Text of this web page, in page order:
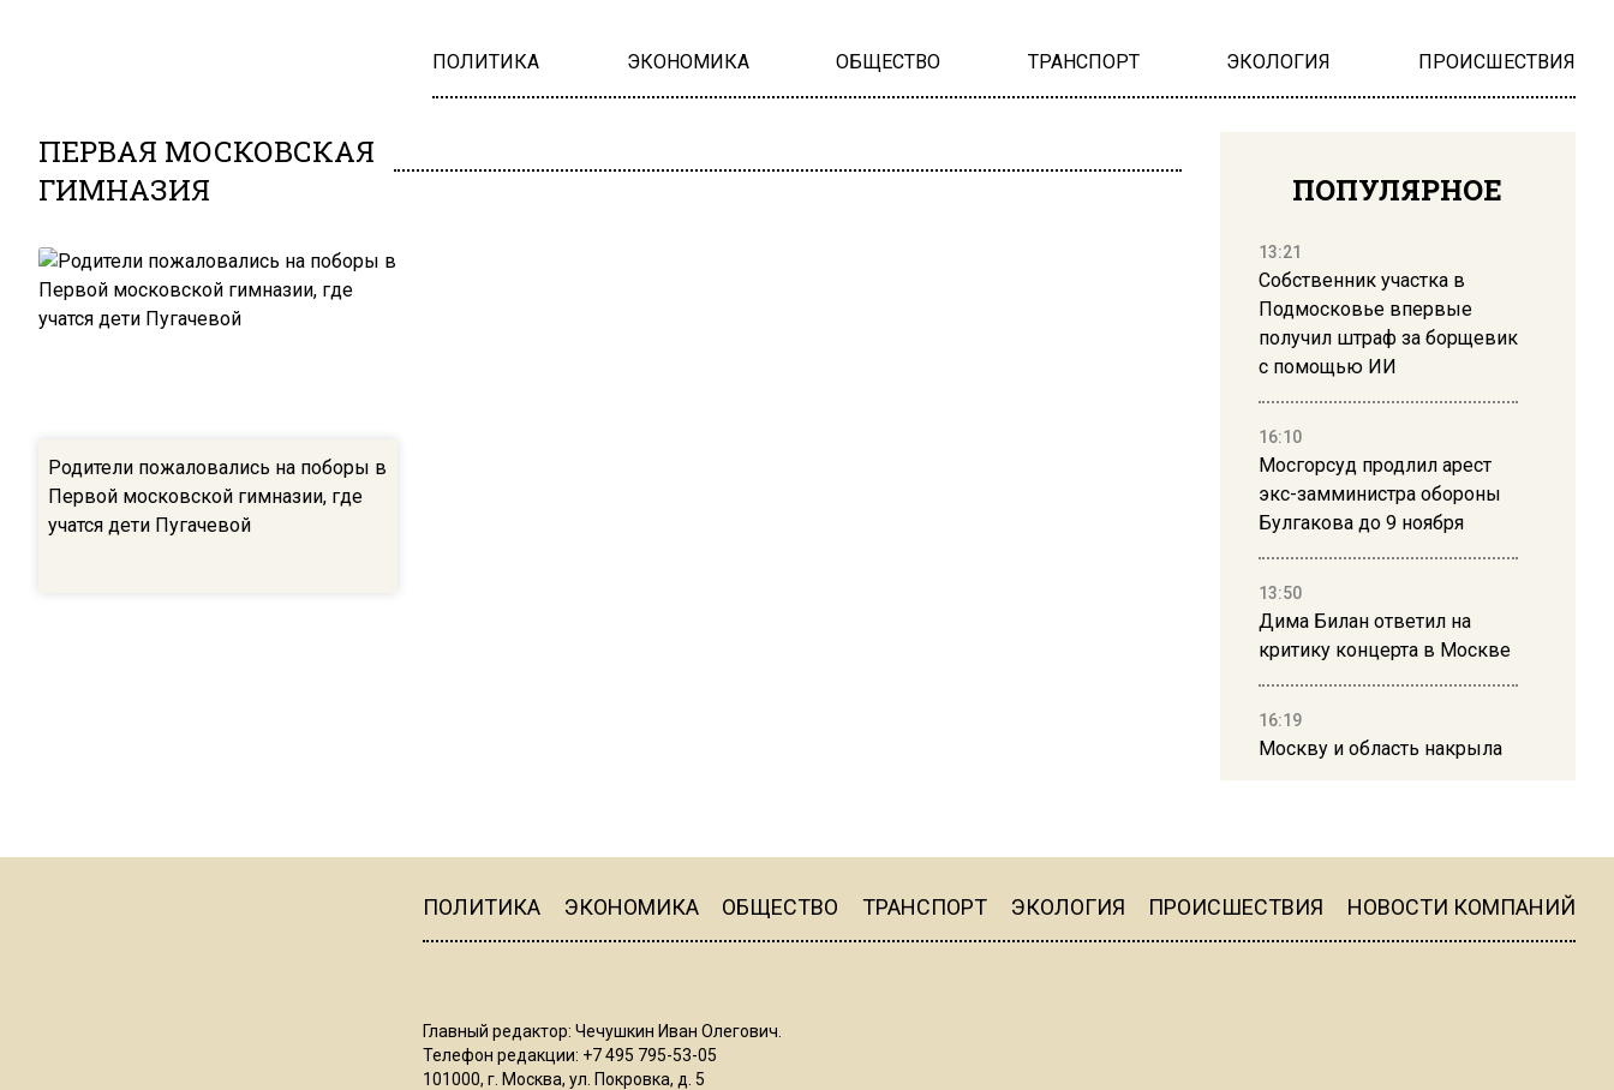
ПОЛИТИКА ЭКОНОМИКА ОБЩЕСТВО ТРАНСПОРТ ЭКОЛОГИЯ ПРОИСШЕСТВИЯ
ПЕРВАЯ МОСКОВСКАЯ
ГИМНАЗИЯ
Родители пожаловались на поборы в
Первой московской гимназии, где
учатся дети Пугачевой
ПОПУЛЯРНОЕ
13:21
Собственник участка в
Подмосковье впервые
получил штраф за борщевик
с помощью ИИ
16:10
Мосгорсуд продлил арест
экс-замминистра обороны
Булгакова до 9 ноября
13:50
Дима Билан ответил на
критику концерта в Москве
16:19
Москву и область накрыла
ограничат движение на
ПОЛИТИКА ЭКОНОМИКА ОБЩЕСТВО ТРАНСПОРТ ЭКОЛОГИЯ ПРОИСШЕСТВИЯ НОВОСТИ КОМПАНИЙ
Главный редактор: Чечушкин Иван Олегович.
Телефон редакции: +7 495 795-53-05
101000, г. Москва, ул. Покровка, д. 5